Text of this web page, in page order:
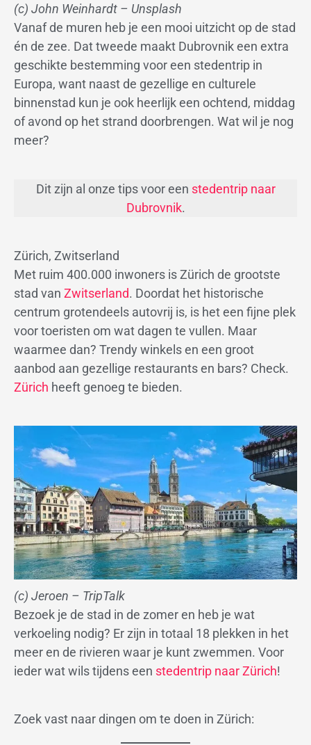
(c) John Weinhardt – Unsplash
Vanaf de muren heb je een mooi uitzicht op de stad
én de zee. Dat tweede maakt Dubrovnik een extra
geschikte bestemming voor een stedentrip in
Europa, want naast de gezellige en culturele
binnenstad kun je ook heerlijk een ochtend, middag
of avond op het strand doorbrengen. Wat wil je nog
meer?
Dit zijn al onze tips voor een stedentrip naar
Dubrovnik.
Zürich, Zwitserland
Met ruim 400.000 inwoners is Zürich de grootste
stad van Zwitserland. Doordat het historische
centrum grotendeels autovrij is, is het een fijne plek
voor toeristen om wat dagen te vullen. Maar
waarmee dan? Trendy winkels en een groot
aanbod aan gezellige restaurants en bars? Check.
Zürich heeft genoeg te bieden.
(c) Jeroen – TripTalk
Bezoek je de stad in de zomer en heb je wat
verkoeling nodig? Er zijn in totaal 18 plekken in het
meer en de rivieren waar je kunt zwemmen. Voor
ieder wat wils tijdens een stedentrip naar Zürich!
Zoek vast naar dingen om te doen in Zürich: